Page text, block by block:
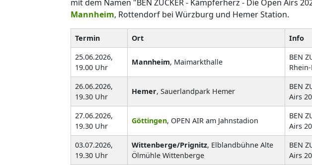
mit dem Namen "BEN ZUCKER - Kämpferherz - Die Open Airs
Mannheim, Rottendorf bei Würzburg und Hemer Station.
Termin Ort
Info
25.06.2026,
19.00 Uhr
Mannheim, Maimarkthalle
BEN
26.06.2026,
19.30 Uhr
Hemer, Sauerlandpark Hemer
BEN
Airs
27.06.2026,
19.30 Uhr
Göttingen, OPEN AIR am Jahnstadion
BEN
Airs
03.07.2026,
19.30 Uhr
Wittenberge/Prignitz, Elblandbühne Alte
Ölmühle Wittenberge
BEN
Airs